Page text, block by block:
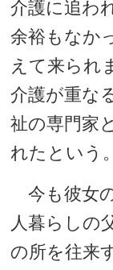
介護に追わ
余裕もなか
えて来られ
介護が重な
祉の専門家
れたという。
今も彼女
人暮らしの
の所を往来